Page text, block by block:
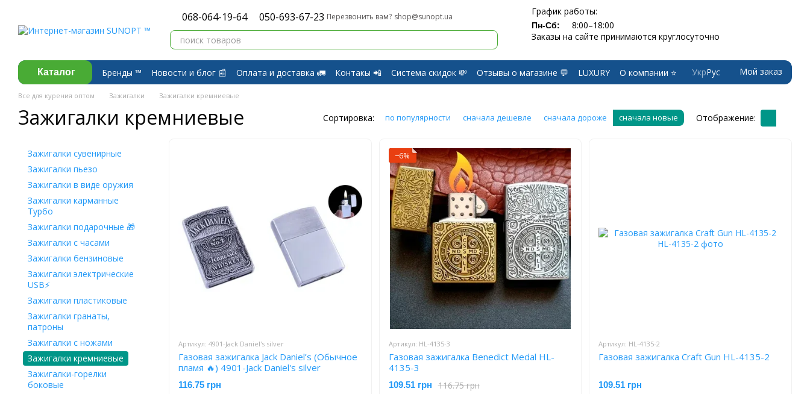
068-064-19-64 050-693-67-23 Перезвонить вам? shop@sunopt.ua График работы:
Пн-Сб:
8:00–18:00
Заказы на сайте принимаются круглосуточно
Каталог Бренды ™️ Новости и блог 📰 Оплата и доставка 🚛 Контакы 📲 Система скидок 💸 Отзывы о магазине 💬 LUXURY
О компании ⭐
Договор публичной оферты
Обмен и Возврат
УкрРус Мой заказ
Все для курения оптом Зажигалки Зажигалки кремниевые
Зажигалки кремниевые Сортировка: по популярности сначала дешевле сначала дороже сначала новые Отображение:
Артикул: 4901-Jack Daniel's silver
Газовая зажигалка Jack Daniel’s (Обычное
пламя 🔥) 4901-Jack Daniel's silver
116.75 грн
−6%
Артикул: HL-4135-3
Газовая зажигалка Benedict Medal HL-
4135-3
116.75 грн
109.51 грн
Артикул: HL-4135-2
Газовая зажигалка Craft Gun HL-4135-2
109.51 грн
Зажигалки сувенирные
Зажигалки пьезо
Зажигалки в виде оружия
Зажигалки карманные
Турбо
Зажигалки подарочные 🎁
Зажигалки с часами
Зажигалки бензиновые
Зажигалки электрические
USB⚡️
Зажигалки пластиковые
Зажигалки гранаты,
патроны
Зажигалки с ножами
Зажигалки кремниевые
Зажигалки-горелки
боковые